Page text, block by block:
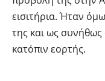
εισιτήρια. Ήταν
της και ως συνήθως
κατόπιν εορτής.